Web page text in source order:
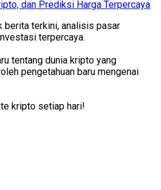
berita terkini, analisis pasar
terpercaya.
tentang dunia kripto yang
pengetahuan baru mengenai
kripto setiap hari!